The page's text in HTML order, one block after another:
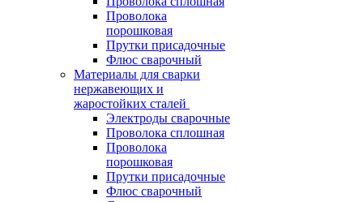
Проволока
порошковая
Прутки присадочные
Флюс сварочный
Материалы для сварки
нержавеющих и
жаростойких сталей
Электроды сварочные
Проволока сплошная
Проволока
порошковая
Прутки присадочные
Флюс сварочный